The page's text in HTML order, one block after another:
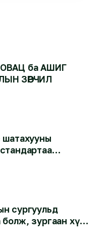
ба АШИГ
ЗӨРЧИЛ
шатахууны
Евро-2 бензиныг
сургуульд
хүн